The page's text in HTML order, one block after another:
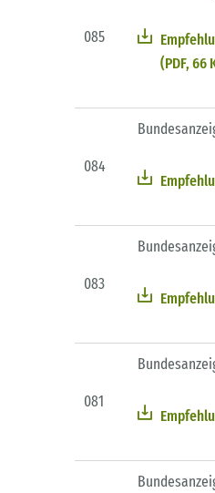
085
(PDF, 66
084
083
081